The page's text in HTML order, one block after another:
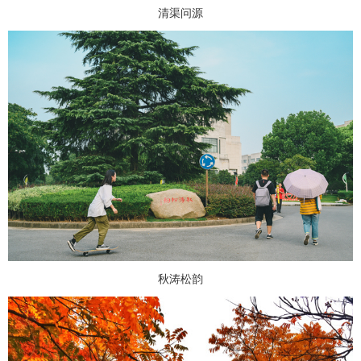
清渠问源
秋涛松韵